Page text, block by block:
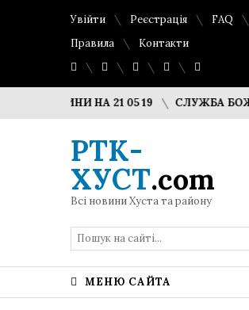
Увійти Реєстрація
FAQ
Правила
Контакти
НА 21 05 19 СЛУЖБА БОЖА 19 05 19
РТК-
ХУСТ.com
Всі новини Хуста та району
МЕНЮ САЙТА